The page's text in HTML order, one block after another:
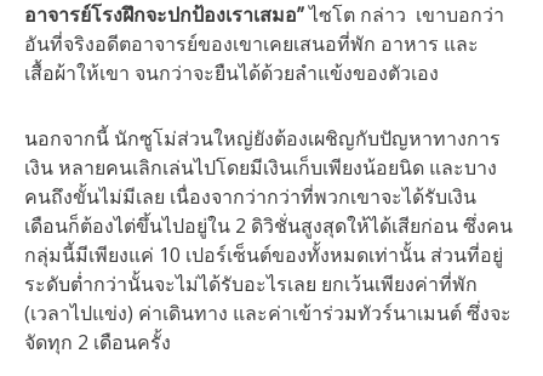
อาจารย์โรงฝึกจะปกป้องเราเสมอ”ไซโต กล่าว เขาบอกว่า
อันที่จริงอดีตอาจารย์ของเขาเคยเสนอที่พัก อาหาร และ
เสื้อผ้าให้เขา จนกว่าจะยืนได้ด้วยลำแข้งของตัวเอง
นอกจากนี้ นักซูโม่ส่วนใหญ่ยังต้องเผชิญกับปัญหาทางการ
เงิน หลายคนเลิกเล่นไปโดยมีเงินเก็บเพียงน้อยนิด และบาง
คนถึงขั้นไม่มีเลย เนื่องจากว่ากว่าที่พวกเขาจะได้รับเงิน
เดือนก็ต้องไต่ขึ้นไปอยู่ใน 2 ดิวิชั่นสูงสุดให้ได้เสียก่อน ซึ่งคน
กลุ่มนี้มีเพียงแค่ 10 เปอร์เซ็นต์ของทั้งหมดเท่านั้น ส่วนที่อยู่
ระดับต่ำกว่านั้นจะไม่ได้รับอะไรเลย ยกเว้นเพียงค่าที่พัก
(เวลาไปแข่ง) ค่าเดินทาง และค่าเข้าร่วมทัวร์นาเมนต์ ซึ่งจะ
จัดทุก 2 เดือนครั้ง